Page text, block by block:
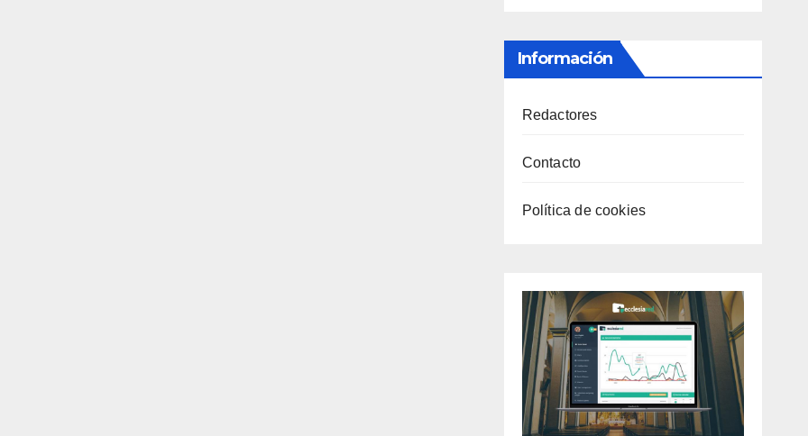
Información
Redactores
Contacto
Política de cookies